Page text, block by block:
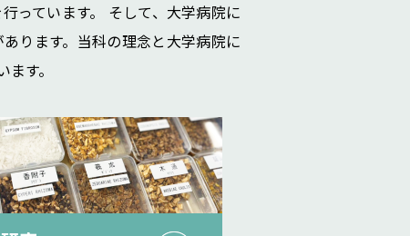
っています。
そして、大学病院に
あります。当科の理念と大学病院に
す。